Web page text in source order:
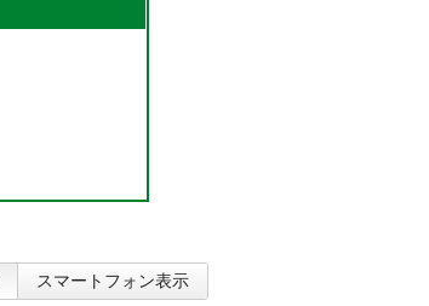
スマートフォン表示